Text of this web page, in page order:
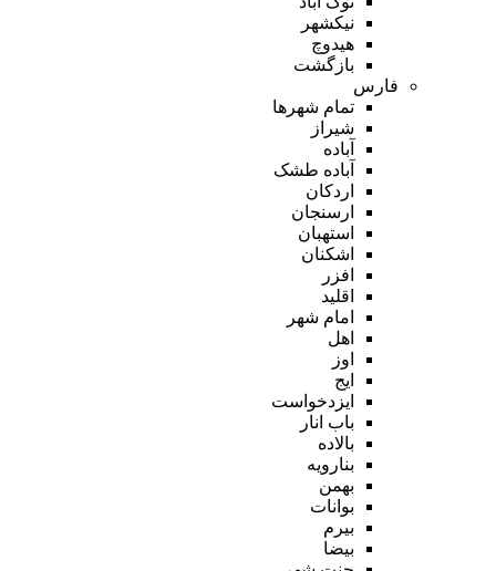
نیکشهر
هیدوچ
بازگشت
فارس
تمام شهر‌ها
شیراز
آباده
آباده طشک
اردکان
ارسنجان
استهبان
اشکنان
افزر
اقلید
امام شهر
اهل
اوز
ایج
ایزدخواست
باب انار
بالاده
بنارویه
بهمن
بوانات
بیرم
بیضا